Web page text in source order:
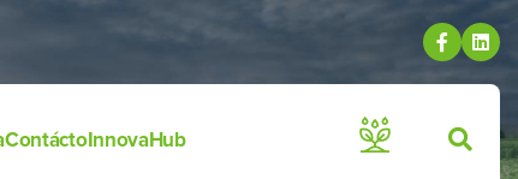
ContáctoInnovaHub